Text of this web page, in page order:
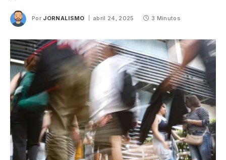
Por JORNALISMO abril 24, 2025 3 Minutos